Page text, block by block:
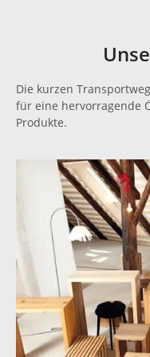
Die kurzen
für eine hervorragende
Produkte.